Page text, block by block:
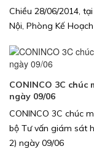
Chiều 28/06/2014,
Nội, Phòng Kế
CONINCO 3C
ngày 09/06
CONINCO 3C chúc
bộ Tư vấn giám sát
2) ngày 09/06